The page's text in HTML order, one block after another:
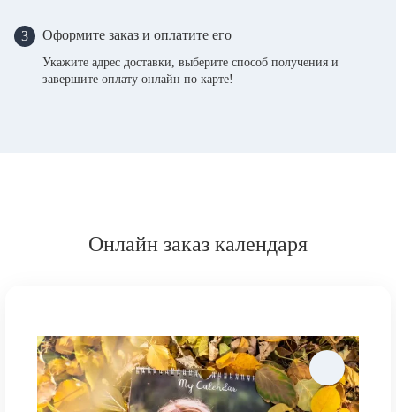
3 Оформите заказ и оплатите его
Укажите адрес доставки, выберите способ получения и
завершите оплату онлайн по карте!
Онлайн заказ календаря